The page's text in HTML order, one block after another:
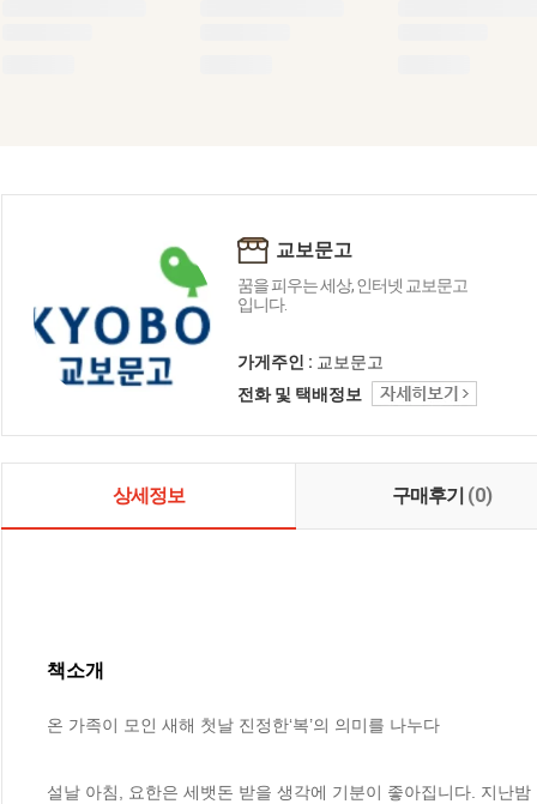
교보문고
꿈을 피우는 세상, 인터넷 교보문고
입니다.
가게주인 : 교보문고
전화 및 택배정보
상세정보 구매후기 (0)
책소개
온 가족이 모인 새해 첫날 진정한‘복’의 의미를 나누다
설날 아침, 요한은 세뱃돈 받을 생각에 기분이 좋아집니다. 지난